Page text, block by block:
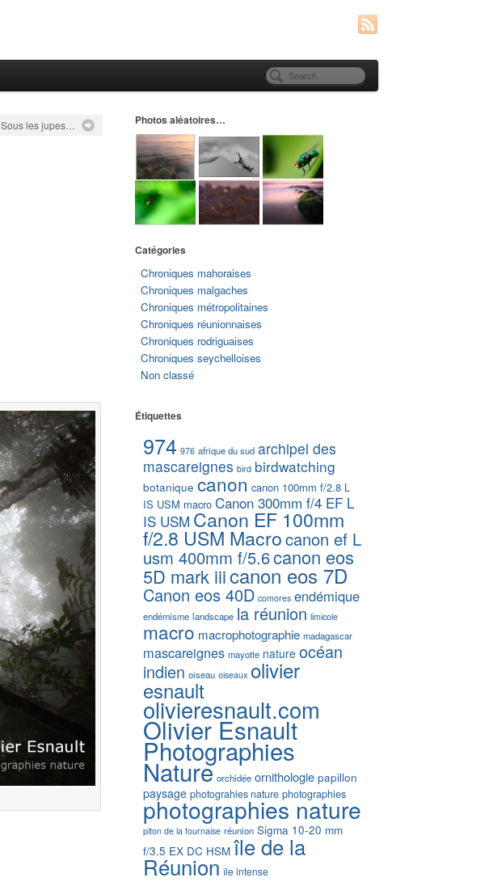
Sous les jupes… Photos aléatoires…
Catégories
Chroniques mahoraises
Chroniques malgaches
Chroniques métropolitaines
Chroniques réunionnaises
Chroniques rodriguaises
Chroniques seychelloises
Non classé
Étiquettes
974 976 afrique du sud archipel des
mascareignes bird birdwatching
botanique canon canon 100mm f/2.8 L
IS USM macro Canon 300mm f/4 EF L
IS USM Canon EF 100mm
f/2.8 USM Macrocanon ef L
usm 400mm f/5.6canon eos
5D mark iiicanon eos 7D
Canon eos 40D comores endémique
endémisme landscape la réunion limicole
macro macrophotographie madagascar
mascareignes mayotte nature océan
indien oiseau oiseaux olivier
esnault
olivieresnault.com
Olivier Esnault
Photographies
Nature orchidée ornithologie papillon
paysage photograhies nature photographies
photographies nature
piton de la fournaise réunion Sigma 10-20 mm
f/3.5 EX DC HSM île de la
Réunion île intense